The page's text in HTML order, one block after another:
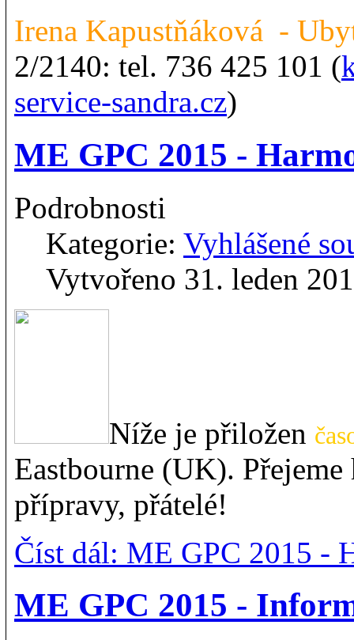
Irena Kapustňáková -
2/2140: tel. 736 425 101 (
service-sandra.cz)
ME GPC 2015 -
Podrobnosti
Kategorie: Vyhlášené
Vytvořeno 31. leden
Níže je přiložen
Eastbourne (UK).
přípravy, přátelé!
Číst dál: ME GPC 2015 -
ME GPC 2015 -